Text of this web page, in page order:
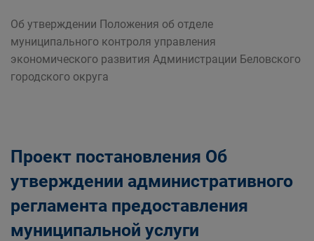
Об утверждении Положения об отделе
муниципального контроля управления
экономического развития Администрации Беловского
городского округа
Проект постановления Об
утверждении административного
регламента предоставления
муниципальной услуги